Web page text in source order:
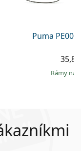
Puma
rámy na